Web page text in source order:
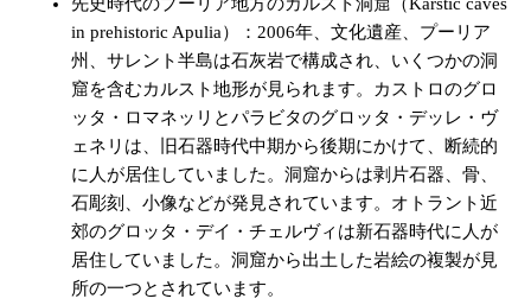
in prehistoric Apulia）：2006年、文化遺産、プーリア
州、サレント半島は石灰岩で構成され、いくつかの洞
窟を含むカルスト地形が見られます。カストロのグロ
ッタ・ロマネッリとパラビタのグロッタ・デッレ・ヴ
ェネリは、旧石器時代中期から後期にかけて、断続的
に人が居住していました。洞窟からは剥片石器、骨、
石彫刻、小像などが発見されています。オトラント近
郊のグロッタ・デイ・チェルヴィは新石器時代に人が
居住していました。洞窟から出土した岩絵の複製が見
所の一つとされています。